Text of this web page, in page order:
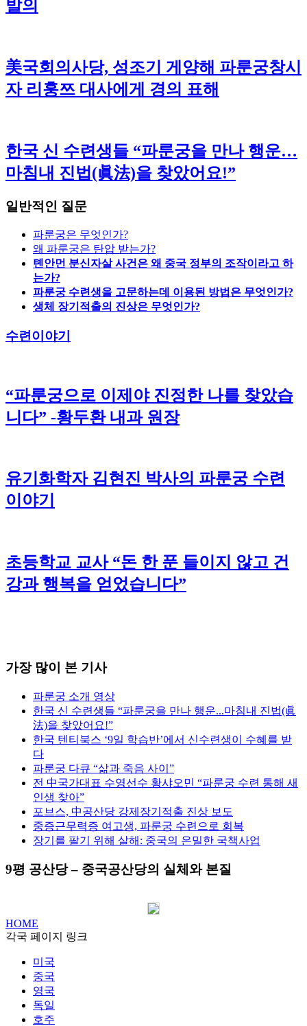
발의
美국회의사당, 성조기 게양해 파룬궁창시
자 리훙쯔 대사에게 경의 표해
한국 신 수련생들 “파룬궁을 만나 행운…
마침내 진법(眞法)을 찾았어요!”
일반적인 질문
파룬궁은 무엇인가?
왜 파룬궁은 탄압 받는가?
톈안먼 분신자살 사건은 왜 중국 정부의 조작이라고 하
는가?
파룬궁 수련생을 고문하는데 이용된 방법은 무엇인가?
생체 장기적출의 진상은 무엇인가?
수련이야기
“파룬궁으로 이제야 진정한 나를 찾았습
니다” -황두환 내과 원장
유기화학자 김현진 박사의 파룬궁 수련
이야기
초등학교 교사 “돈 한 푼 들이지 않고 건
강과 행복을 얻었습니다”
가장 많이 본 기사
파룬궁 소개 영상
한국 신 수련생들 “파룬궁을 만나 행운...마침내 진법(眞
法)을 찾았어요!”
한국 텐티북스 ‘9일 학습반’에서 신수련생이 수혜를 받
다
파룬궁 다큐 “삶과 죽음 사이”
전 中국가대표 수영선수 황샤오민 “파룬궁 수련 통해 새
인생 찾아”
포브스, 中공산당 강제장기적출 진상 보도
중증근무력증 여고생, 파룬궁 수련으로 회복
장기를 팔기 위해 살해: 중국의 은밀한 국책사업
9평 공산당 – 중국공산당의 실체와 본질
HOME
각국 페이지 링크
미국
중국
영국
독일
호주